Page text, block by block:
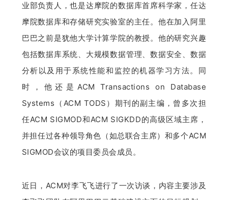
心
GAIR
专
题
机
业部负责人，也是达摩院的数据库首席科学家，任达
摩院数据库和存储研究实验室的主任。他在加入阿里
巴巴之前是犹他大学计算学院的教授。他的研究兴趣
包括数据库系统、大规模数据管理、数据安全、数据
分析以及用于系统性能和监控的机器学习方法。同
时，他还是ACM Transactions on Database
Systems（ACM TODS）期刊的副主编，曾多次担
任ACM SIGMOD和ACM SIGKDD的高级区域主席，
并担任过各种领导角色（如总联合主席）和多个ACM
SIGMOD会议的项目委员会成员。
近日，ACM对李飞飞进行了一次访谈，内容主要涉及